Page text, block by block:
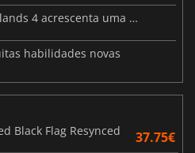
O primeiro DLC de Borderlands 4 acrescenta uma nova personagem e muito mais
habilidades novas
Black Flag Resynced
37.75€